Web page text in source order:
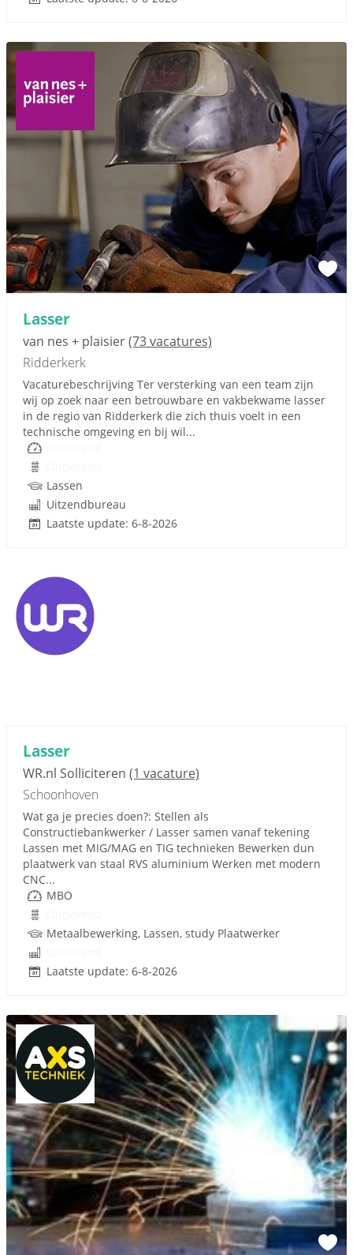
Lasser
van nes + plaisier(73 vacatures)
Ridderkerk
Vacaturebeschrijving Ter versterking van een team zijn
wij op zoek naar een betrouwbare en vakbekwame lasser
in de regio van Ridderkerk die zich thuis voelt in een
technische omgeving en bij wil...
Lassen
Uitzendbureau
Laatste update: 6-8-2026
Lasser
WR.nl Solliciteren (1 vacature)
Schoonhoven
Wat ga je precies doen?: Stellen als
Constructiebankwerker / Lasser samen vanaf tekening
Lassen met MIG/MAG en TIG technieken Bewerken dun
plaatwerk van staal RVS aluminium Werken met modern
CNC...
MBO
Metaalbewerking, Lassen, study Plaatwerker
Laatste update: 6-8-2026